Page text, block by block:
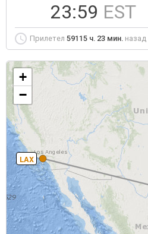
23:59 EST
Прилетел 59115 ч. 23 мин. назад
LAX
+
−